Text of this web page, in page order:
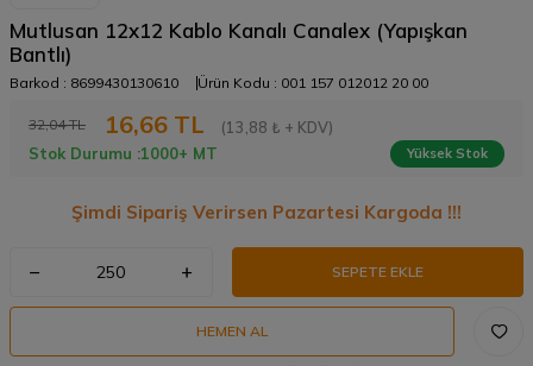
Mutlusan 12x12 Kablo Kanalı Canalex (Yapışkan
Bantlı)
Barkod : 8699430130610 Ürün Kodu : 001 157 012012 20 00
32,04TL 16,66 TL
(13,88 ₺ + KDV)
Stok Durumu :1000+ MT Yüksek Stok
Şimdi Sipariş Verirsen Pazartesi Kargoda !!!
SEPETE EKLE
HEMEN AL